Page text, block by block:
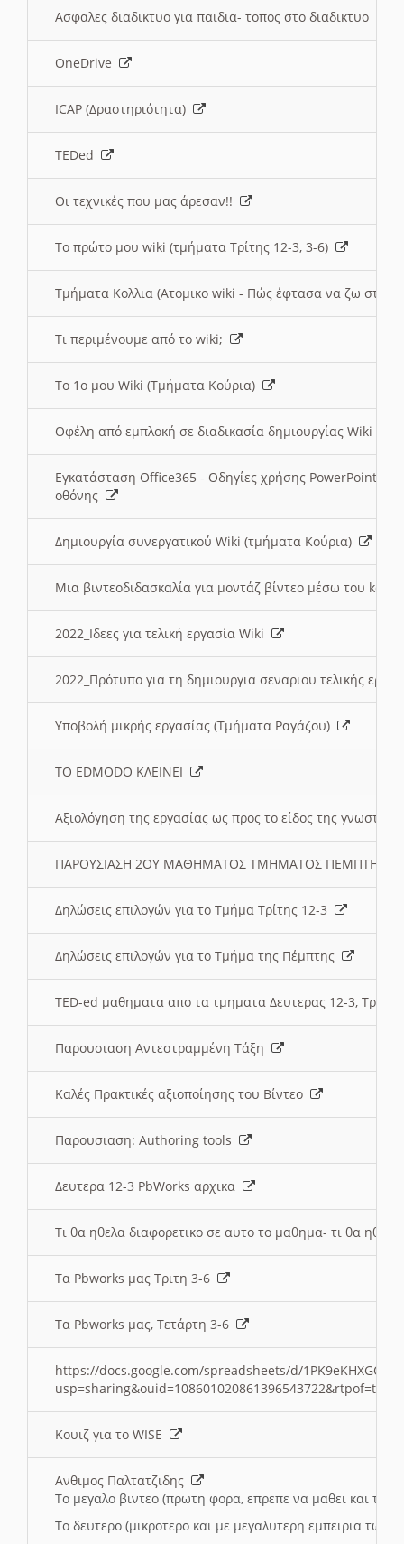
Ασφαλες διαδικτυο για παιδια- τοπος στο διαδικτυο
OneDrive
ICAP (Δραστηριότητα)
TEDed
Οι τεχνικές που μας άρεσαν!!
Το πρώτο μου wiki (τμήματα Τρίτης 12-3, 3-6)
Τμήματα Κολλια (Ατομικο wiki - Πώς έφτασα να ζω στην
Τι περιμένουμε από το wiki;
Το 1ο μου Wiki (Τμήματα Κούρια)
Οφέλη από εμπλοκή σε διαδικασία δημιουργίας Wiki
Εγκατάσταση Office365 - Οδηγίες χρήσης PowerPoint
οθόνης
Δημιουργία συνεργατικού Wiki (τμήματα Κούρια)
Μια βιντεοδιδασκαλία για μοντάζ βίντεο μέσω του
2022_Ιδεες για τελική εργασία Wiki
2022_Πρότυπο για τη δημιουργια σεναριου τελικής
Υποβολή μικρής εργασίας (Τμήματα Ραγάζου)
ΤΟ EDMODO ΚΛΕΙΝΕΙ
Αξιολόγηση της εργασίας ως προς το είδος της
ΠΑΡΟΥΣΙΑΣΗ 2ΟΥ ΜΑΘΗΜΑΤΟΣ ΤΜΗΜΑΤΟΣ
Δηλώσεις επιλογών για το Τμήμα Τρίτης 12-3
Δηλώσεις επιλογών για το Τμήμα της Πέμπτης
TED-ed μαθηματα απο τα τμηματα Δευτερας 12-3,
Παρουσιαση Αντεστραμμένη Τάξη
Καλές Πρακτικές αξιοποίησης του Βίντεο
Παρουσιαση: Authoring tools
Δευτερα 12-3 PbWorks αρχικα
Τι θα ηθελα διαφορετικο σε αυτο το μαθημα- τι θα
Τα Pbworks μας Τριτη 3-6
Τα Pbworks μας, Τετάρτη 3-6
https://docs.google.com/spreadsheets/d/
Κουιζ για το WISE
Ανθιμος Παλτατζιδης
Το μεγαλο βιντεο (πρωτη φορα, επρεπε να μαθει και το
Το δευτερο (μικροτερο και με μεγαλυτερη εμπειρια